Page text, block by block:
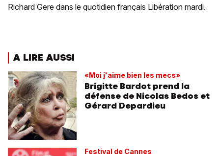
Richard Gere dans le quotidien français Libération mardi.
A LIRE AUSSI
«Moi j'aime bien les mecs»
Brigitte Bardot prend la
défense de Nicolas Bedos et
Gérard Depardieu
Festival de Cannes